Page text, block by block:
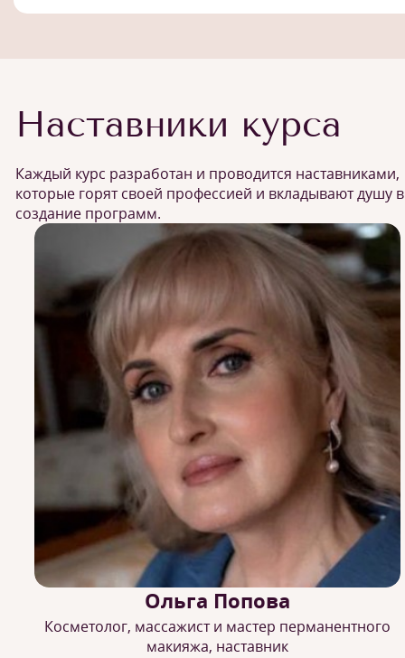
Наставники курса
Каждый курс разработан и проводится наставниками,
которые горят своей профессией и вкладывают душу в
создание программ.
Ольга Попова
Косметолог, массажист и мастер перманентного
макияжа, наставник